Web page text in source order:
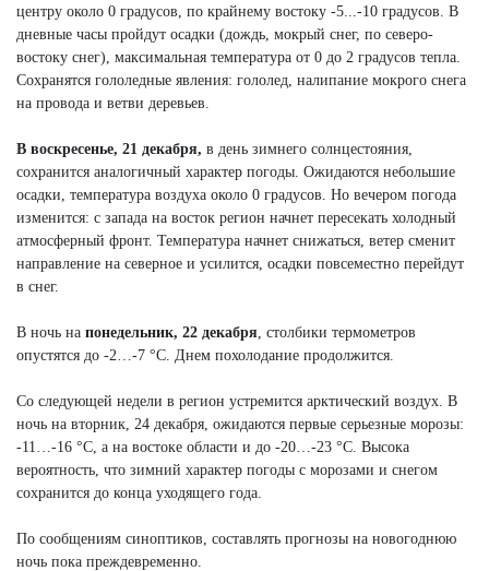
центру около 0 градусов, по крайнему востоку -5...-10 градусов. В
дневные часы пройдут осадки (дождь, мокрый снег, по северо-
востоку снег), максимальная температура от 0 до 2 градусов тепла.
Сохранятся гололедные явления: гололед, налипание мокрого снега
на провода и ветви деревьев.
В воскресенье, 21 декабря, в день зимнего солнцестояния,
сохранится аналогичный характер погоды. Ожидаются небольшие
осадки, температура воздуха около 0 градусов. Но вечером погода
изменится: с запада на восток регион начнет пересекать холодный
атмосферный фронт. Температура начнет снижаться, ветер сменит
направление на северное и усилится, осадки повсеместно перейдут
в снег.
В ночь на понедельник, 22 декабря , столбики термометров
опустятся до -2…-7 °C. Днем похолодание продолжится.
Со следующей недели в регион устремится арктический воздух. В
ночь на вторник, 24 декабря, ожидаются первые серьезные морозы:
-11…-16 °C, а на востоке области и до -20…-23 °C. Высока
вероятность, что зимний характер погоды с морозами и снегом
сохранится до конца уходящего года.
По сообщениям синоптиков, составлять прогнозы на новогоднюю
ночь пока преждевременно.